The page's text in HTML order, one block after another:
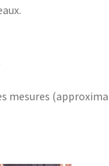
mesures